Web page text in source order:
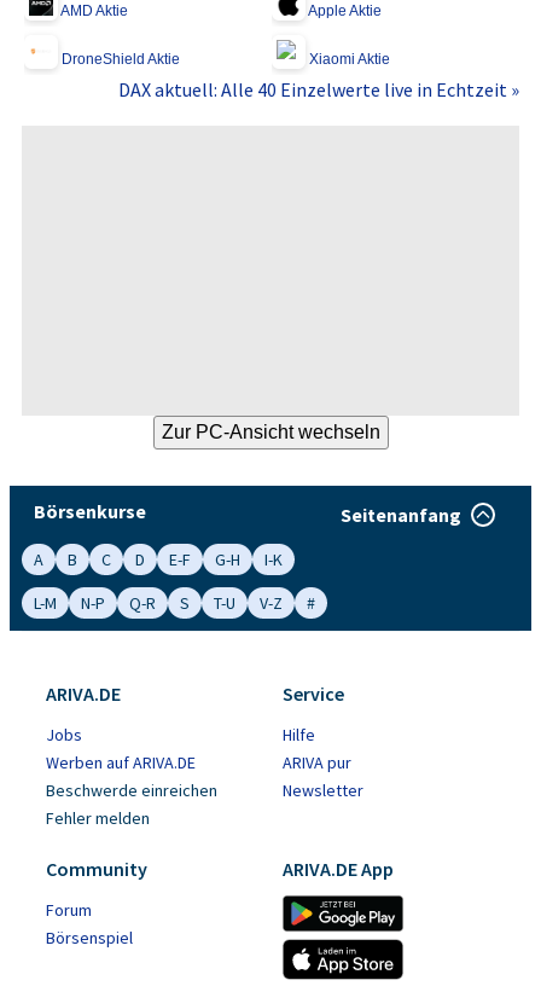
AMD Aktie Apple Aktie
DroneShield Aktie Xiaomi Aktie
DAX aktuell: Alle 40 Einzelwerte live in Echtzeit »
Börsenkurse Seitenanfang
A B C D E-F G-H
I-K
L-M
N-P Q-R S T-U V-Z #
ARIVA.DE
Jobs
Werben auf ARIVA.DE
Beschwerde einreichen
Fehler melden
Service
Hilfe
ARIVA pur
Newsletter
Community
Forum
Börsenspiel
ARIVA.DE App